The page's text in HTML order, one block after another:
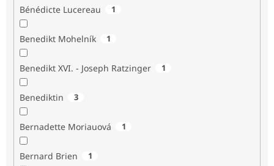
Bénédicte Lucereau 1
Benedikt Mohelník 1
Benedikt XVI. - Joseph Ratzinger 1
Benediktin 3
Bernadette Moriauová 1
Bernard Brien 1